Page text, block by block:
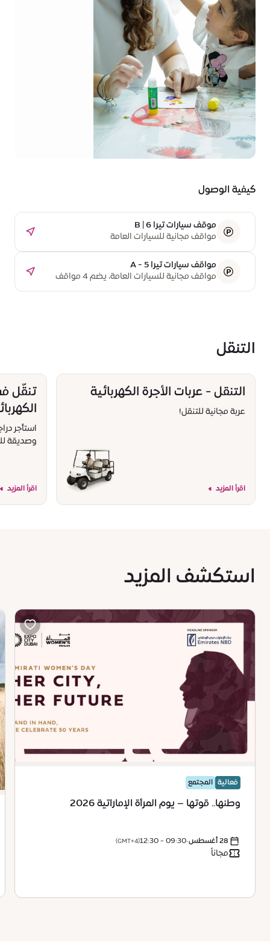
كيفية الوصول
موقف سيارات تيرا B | 6
مواقف مجانية للسيارات العامة
مواقف سيارات تيرا A - 5
مواقف مجانية للسيارات العامة، يضم 4 مواقف
مخصصة لذوي أصحاب الهمم
التنقل
التنقل - عربات الأجرة الكهربائية
عربة مجانية للتنقل!
اقرأ المزيد
تنقّل
استأجر
وصديقة
اقرأ المزيد
استكشف المزيد
فعالية المجتمع
وطنها.. قوتها – يوم المرأة الإماراتية 2026
28 أغسطس •
09:30 - 12:30
(GMT+4)
مجاناً